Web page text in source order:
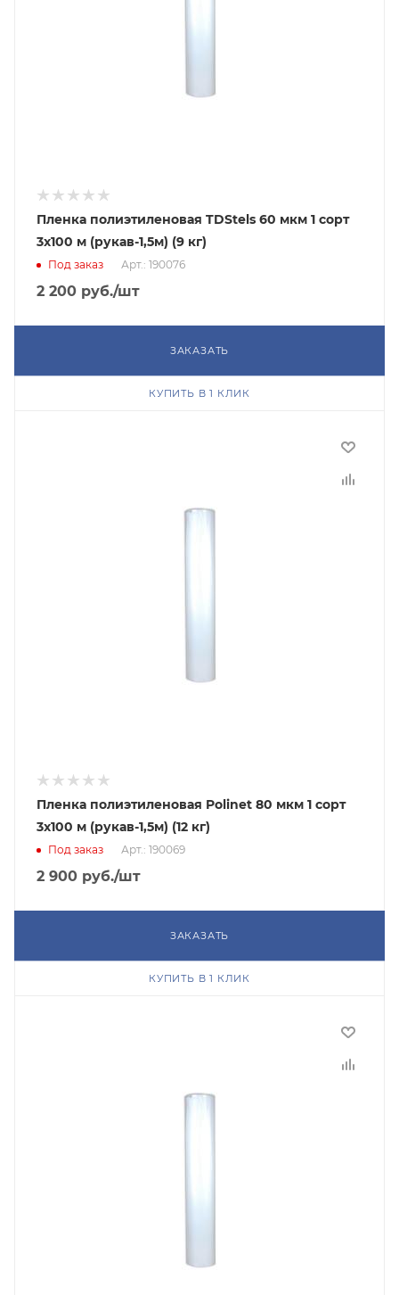
Пленка полиэтиленовая TDStels 60 мкм 1 сорт
3x100 м (рукав-1,5м) (9 кг)
Под заказ Арт.: 190076
2 200 руб./шт
ЗАКАЗАТЬ
КУПИТЬ В 1 КЛИК
Пленка полиэтиленовая Polinet 80 мкм 1 сорт
3x100 м (рукав-1,5м) (12 кг)
Под заказ Арт.: 190069
2 900 руб./шт
ЗАКАЗАТЬ
КУПИТЬ В 1 КЛИК